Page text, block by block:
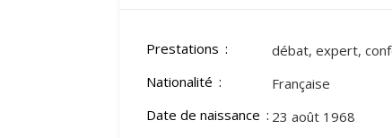
Prestations
débat, expert,
Nationalité
Française
Date de naissance
23 août 1968